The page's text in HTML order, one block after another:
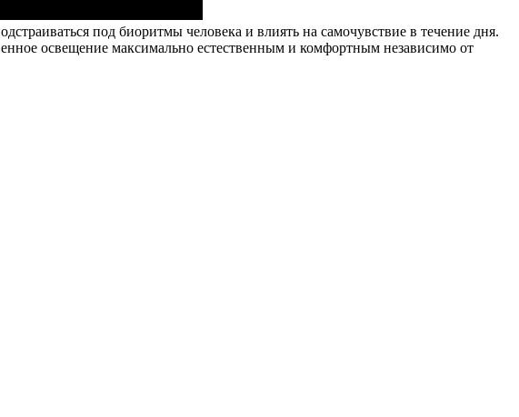
под биоритмы человека и влиять на самочувствие в течение дня.
освещение максимально естественным и комфортным независимо от